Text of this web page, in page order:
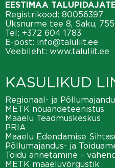
EESTIMAA
Registrikood: 80056397
Üksnurme tee 8, Saku,
Tel: +372 604 1783
E-post: info@taluliit.ee
Veebileht: www.taluliit.ee
KASULIKUD
Regionaal- ja
METK nõuandeteenistus
Maaelu Teadmuskeskus
PRIA
Maaelu Edendamise
Põllumajandus- ja
Toidu annetamine –
METK maaeluvõrgustik